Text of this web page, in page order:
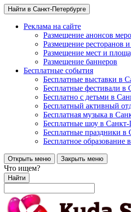
Найти в Санкт-Петербурге
Реклама на сайте
Размещение анонсов
Размещение ресторанов
Размещение мест и
Размещение баннеров
Бесплатные события
Бесплатные выставки в
Бесплатные фестивали в
Бесплатно с детьми в
Бесплатный активный
Бесплатная музыка в
Бесплатные шоу в Санкт-
Бесплатные праздники в
Бесплатное образование
Открыть меню Закрыть меню
Что ищем?
Найти